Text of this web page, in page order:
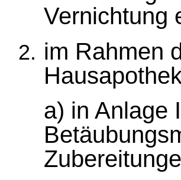
Vernichtung
im Rahmen
a) in Anlage